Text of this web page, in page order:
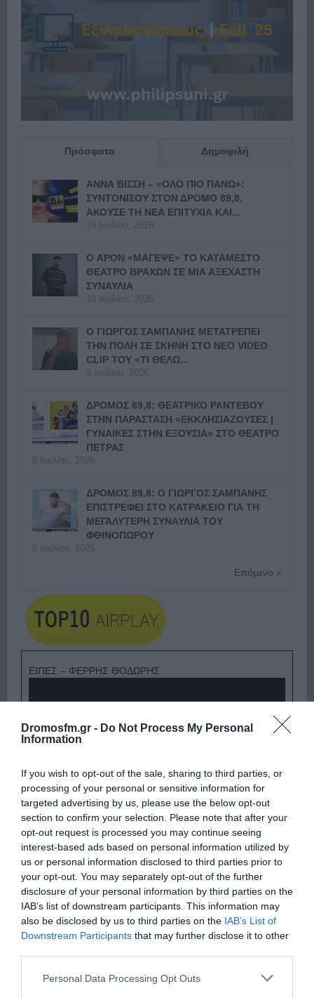
Dromosfm.gr - Do Not Process My Personal
Information
If you wish to opt-out of the sale, sharing to third parties, or
processing of your personal or sensitive information for
targeted advertising by us, please use the below opt-out
section to confirm your selection. Please note that after your
opt-out request is processed you may continue seeing
interest-based ads based on personal information utilized by
us or personal information disclosed to third parties prior to
your opt-out. You may separately opt-out of the further
disclosure of your personal information by third parties on the
IAB’s list of downstream participants. This information may
also be disclosed by us to third parties on the IAB’s List of
Downstream Participants that may further disclose it to other
Please note that this website/app uses one or more Google
Personal Data Processing Opt Outs
Πρόσφατα Δημοφιλή
ΑΝΝΑ ΒΙΣΣΗ – «ΟΛΟ ΠΙΟ ΠΑΝΩ»:
ΣΥΝΤΟΝΙΣΟΥ ΣΤΟΝ ΔΡΟΜΟ 89,8,
ΑΚΟΥΣΕ ΤΗ ΝΕΑ ΕΠΙΤΥΧΙΑ ΚΑΙ...
19 Ιουλίου, 2026
Ο APON «ΜΑΓΕΨΕ» ΤΟ ΚΑΤΑΜΕΣΤΟ
ΘΕΑΤΡΟ ΒΡΑΧΩΝ ΣΕ ΜΙΑ ΑΞΕΧΑΣΤΗ
ΣΥΝΑΥΛΙΑ
14 Ιουλίου, 2026
Ο ΓΙΩΡΓΟΣ ΣΑΜΠΑΝΗΣ ΜΕΤΑΤΡΕΠΕΙ
ΤΗΝ ΠΟΛΗ ΣΕ ΣΚΗΝΗ ΣΤΟ ΝΕΟ VIDEO
CLIP ΤΟΥ «ΤΙ ΘΕΛΩ...
9 Ιουλίου, 2026
ΔΡΟΜΟΣ 89,8: ΘΕΑΤΡΙΚΟ ΡΑΝΤΕΒΟΥ
ΣΤΗΝ ΠΑΡΑΣΤΑΣΗ «ΕΚΚΛΗΣΙΑΖΟΥΣΕΣ |
ΓΥΝΑΙΚΕΣ ΣΤΗΝ ΕΞΟΥΣΙΑ» ΣΤΟ ΘΕΑΤΡΟ
ΠΕΤΡΑΣ
8 Ιουλίου, 2026
ΔΡΟΜΟΣ 89,8: Ο ΓΙΩΡΓΟΣ ΣΑΜΠΑΝΗΣ
ΕΠΙΣΤΡΕΦΕΙ ΣΤΟ ΚΑΤΡΑΚΕΙΟ ΓΙΑ ΤΗ
ΜΕΓΑΛΥΤΕΡΗ ΣΥΝΑΥΛΙΑ ΤΟΥ
ΦΘΙΝΟΠΩΡΟΥ
8 Ιουλίου, 2026
Επόμενο »
ΕΙΠΕΣ – ΦΕΡΡΗΣ ΘΟΔΩΡΗΣ
Ψηφοφορία: 4.2. Από 391 ψήφους.
ΛΟΓΑΡΙΑΣΜΟΣ - ΛΙΟΛΙΟΥ ΚΑΤΕΡΙΝΑ